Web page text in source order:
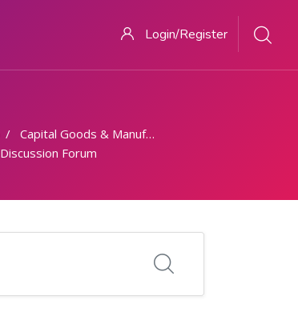
Login/Register
Capital Goods & Manufacturing
Discussion Forum